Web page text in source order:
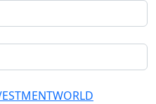
WORLD